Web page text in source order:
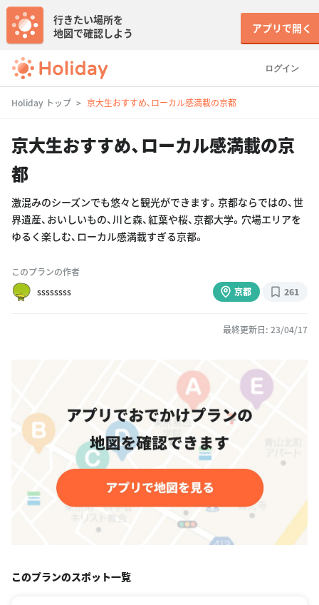
ログイン
行きたい場所を
地図で確認しよう
アプリで開く
Holiday トップ 京大生おすすめ、ローカル感満載の京都
京大生おすすめ、ローカル感満載の京
都
激混みのシーズンでも悠々と観光ができます。京都ならではの、世
界遺産、おいしいもの、川と森、紅葉や桜、京都大学。穴場エリアを
ゆるく楽しむ、ローカル感満載すぎる京都。
このプランの作者
ssssssss
京都 261
最終更新日: 23/04/17
このプランのスポット一覧